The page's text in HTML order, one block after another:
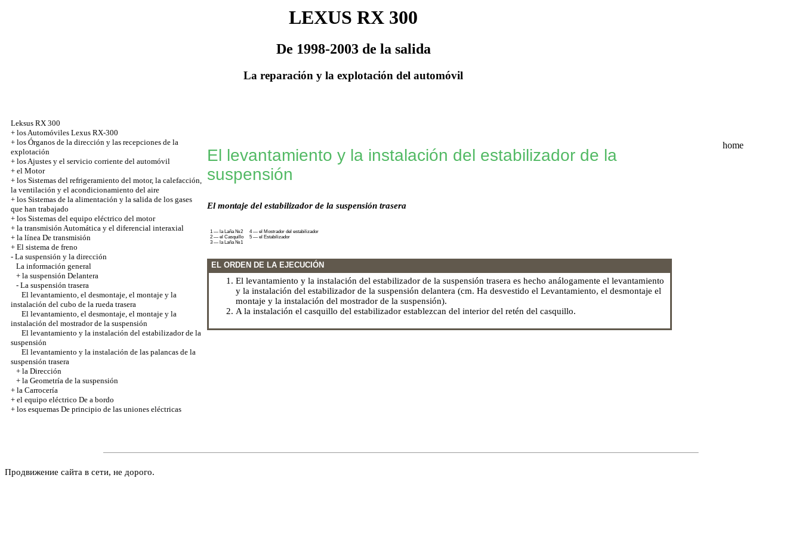
LEXUS RX 300
De 1998-2003 de la salida
La reparación y la explotación del automóvil
Leksus RX 300
+ los Automóviles Lexus RX-300
+ los Órganos de la dirección y las recepciones de la
explotación
+ los Ajustes y el servicio corriente del automóvil
+ el Motor
+ los Sistemas del refrigeramiento del motor, la calefacción,
la ventilación y el acondicionamiento del aire
+ los Sistemas de la alimentación y la salida de los gases
que han trabajado
+ los Sistemas del equipo eléctrico del motor
+ la transmisión Automática y el diferencial interaxial
+ la línea De transmisión
+ El sistema de freno
- La suspensión y la dirección
La información general
+ la suspensión Delantera
- La suspensión trasera
El levantamiento, el desmontaje, el montaje y la
instalación del cubo de la rueda trasera
El levantamiento, el desmontaje, el montaje y la
instalación del mostrador de la suspensión
El levantamiento y la instalación del estabilizador de la
suspensión
El levantamiento y la instalación de las palancas de la
suspensión trasera
+ la Dirección
+ la Geometría de la suspensión
+ la Carrocería
+ el equipo eléctrico De a bordo
+ los esquemas De principio de las uniones eléctricas
El levantamiento y la instalación del estabilizador de la
suspensión
El montaje del estabilizador de la suspensión trasera
1 — la Laña №2
2 — el Casquillo
3 — la Laña №1
4 — el Mostrador del estabilizador
5 — el Estabilizador
EL ORDEN DE LA EJECUCIÓN
El levantamiento y la instalación del estabilizador de la suspensión trasera es hecho análogamente el levantamiento
y la instalación del estabilizador de la suspensión delantera (cm. Ha desvestido el Levantamiento, el desmontaje el
montaje y la instalación del mostrador de la suspensión).
A la instalación el casquillo del estabilizador establezcan del interior del retén del casquillo.
home
Продвижение сайта в сети, не дорого.